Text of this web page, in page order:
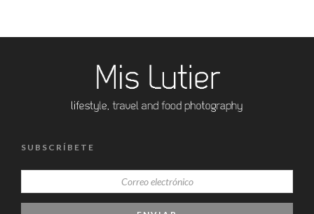
SUBSCRÍBETE